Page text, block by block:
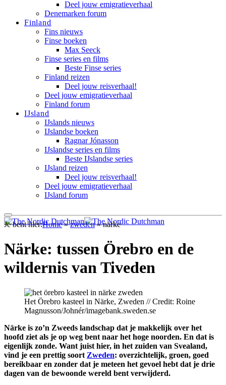
Deel jouw emigratieverhaal
Denemarken forum
Finland
Fins nieuws
Finse boeken
Max Seeck
Finse series en films
Beste Finse series
Finland reizen
Deel jouw reisverhaal!
Deel jouw emigratieverhaal
Finland forum
IJsland
IJslands nieuws
IJslandse boeken
Ragnar Jónasson
IJslandse series en films
Beste IJslandse series
IJsland reizen
Deel jouw reisverhaal!
Deel jouw emigratieverhaal
IJsland forum
Je bent hier:Home»zweden»närke
Närke: tussen Örebro en de
wildernis van Tiveden
Het Örebro kasteel in Närke, Zweden // Credit: Roine
Magnusson/Johnér/imagebank.sweden.se
Närke is zo’n Zweeds landschap dat je makkelijk over het
hoofd ziet als je op weg bent naar het hoge noorden. En dat is
eigenlijk zonde. Want juist hier, in het zuiden van Svealand,
vind je een prettig soort Zweden: overzichtelijk, groen, goed
bereikbaar en zonder dat je meteen het gevoel hebt dat je drie
dagen van de bewoonde wereld bent verwijderd.